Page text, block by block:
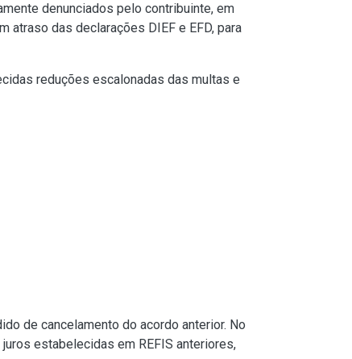
denunciados pelo contribuinte, em
das declarações DIEF e EFD, para
reduções escalonadas das multas e
de cancelamento do acordo anterior. No
estabelecidas em REFIS anteriores,